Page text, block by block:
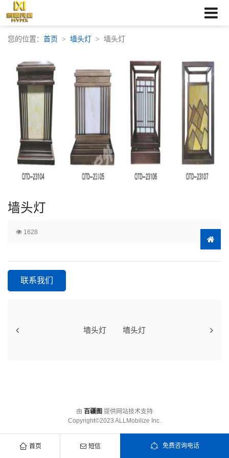
首页 短信 免费咨询电话
您的位置： 首页 墙头灯 墙头灯
墙头灯
1628
联系我们
墙头灯 墙头灯
由 百疆图 提供网站技术支持
Copyright©2023 ALLMobilize Inc.